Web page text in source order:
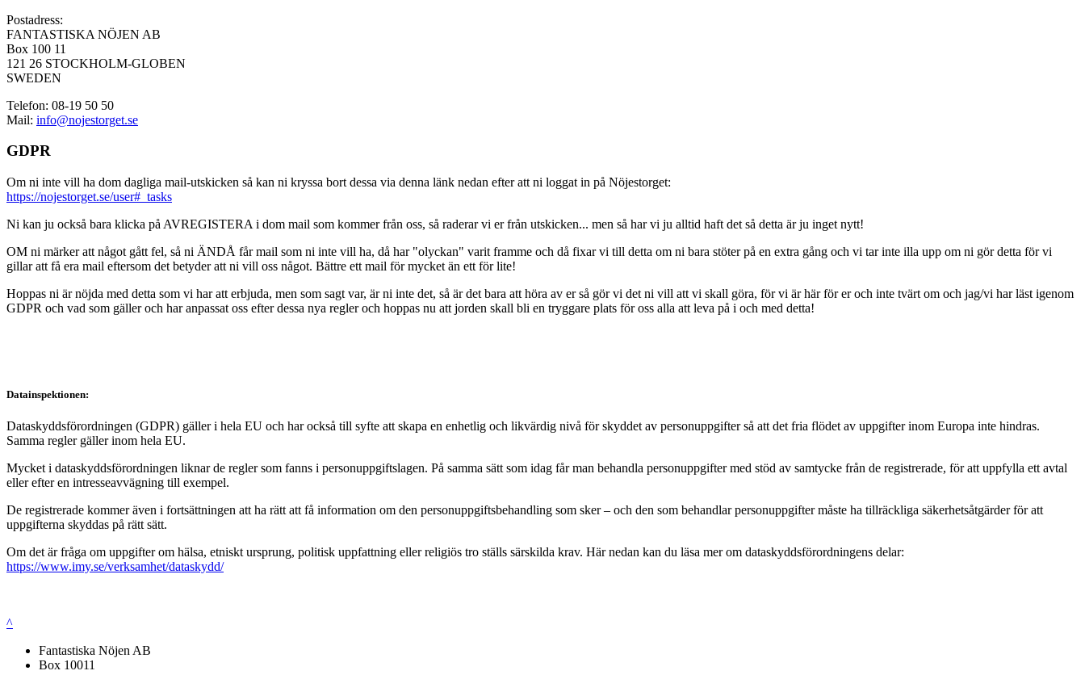
Postadress:
FANTASTISKA NÖJEN AB
Box 100 11
121 26 STOCKHOLM-GLOBEN
SWEDEN
Telefon: 08-19 50 50
Mail: info@nojestorget.se
GDPR
Om ni inte vill ha dom dagliga mail-utskicken så kan ni kryssa bort dessa via denna länk nedan efter att ni loggat in på Nöjestorget:
https://nojestorget.se/user#_tasks
Ni kan ju också bara klicka på AVREGISTERA i dom mail som kommer från oss, så raderar vi er från utskicken... men så har vi ju alltid haft det så detta är ju inget nytt!
OM ni märker att något gått fel, så ni ÄNDÅ får mail som ni inte vill ha, då har "olyckan" varit framme och då fixar vi till detta om ni bara stöter på en extra gång och vi tar inte illa upp om ni gör detta för vi
gillar att få era mail eftersom det betyder att ni vill oss något. Bättre ett mail för mycket än ett för lite!
Hoppas ni är nöjda med detta som vi har att erbjuda, men som sagt var, är ni inte det, så är det bara att höra av er så gör vi det ni vill att vi skall göra, för vi är här för er och inte tvärt om och jag/vi har läst igenom
GDPR och vad som gäller och har anpassat oss efter dessa nya regler och hoppas nu att jorden skall bli en tryggare plats för oss alla att leva på i och med detta!
Datainspektionen:
Dataskyddsförordningen (GDPR) gäller i hela EU och har också till syfte att skapa en enhetlig och likvärdig nivå för skyddet av personuppgifter så att det fria flödet av uppgifter inom Europa inte hindras.
Samma regler gäller inom hela EU.
Mycket i dataskyddsförordningen liknar de regler som fanns i personuppgiftslagen. På samma sätt som idag får man behandla personuppgifter med stöd av samtycke från de registrerade, för att uppfylla ett avtal
eller efter en intresseavvägning till exempel.
De registrerade kommer även i fortsättningen att ha rätt att få information om den personuppgiftsbehandling som sker – och den som behandlar personuppgifter måste ha tillräckliga säkerhetsåtgärder för att
uppgifterna skyddas på rätt sätt.
Om det är fråga om uppgifter om hälsa, etniskt ursprung, politisk uppfattning eller religiös tro ställs särskilda krav. Här nedan kan du läsa mer om dataskyddsförordningens delar:
https://www.imy.se/verksamhet/dataskydd/
^
Fantastiska Nöjen AB
Box 10011